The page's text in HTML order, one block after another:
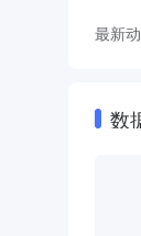
最新
数